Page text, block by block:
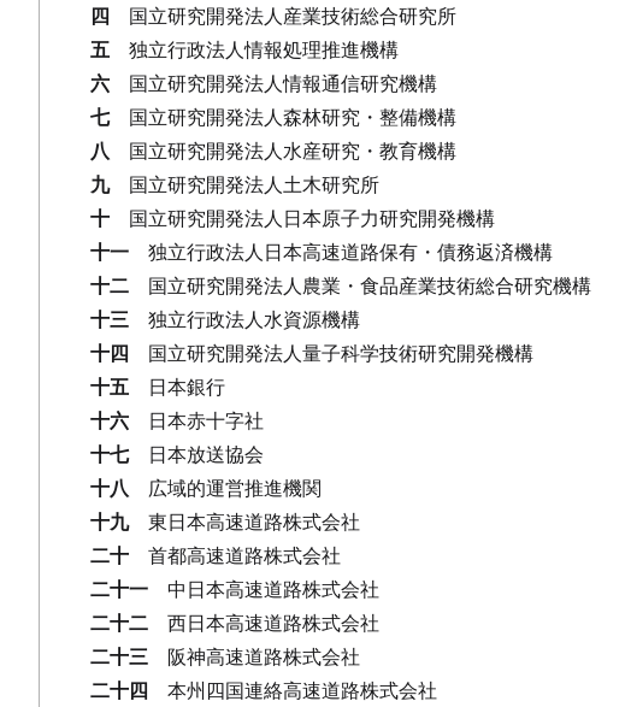
四 国立研究開発法人産業技術総合研究所
五 独立行政法人情報処理推進機構
六 国立研究開発法人情報通信研究機構
七 国立研究開発法人森林研究・整備機構
八 国立研究開発法人水産研究・教育機構
九 国立研究開発法人土木研究所
十 国立研究開発法人日本原子力研究開発機構
十一 独立行政法人日本高速道路保有・債務返済機構
十二 国立研究開発法人農業・食品産業技術総合研究機構
十三 独立行政法人水資源機構
十四 国立研究開発法人量子科学技術研究開発機構
十五 日本銀行
十六 日本赤十字社
十七 日本放送協会
十八 広域的運営推進機関
十九 東日本高速道路株式会社
二十 首都高速道路株式会社
二十一 中日本高速道路株式会社
二十二 西日本高速道路株式会社
二十三 阪神高速道路株式会社
二十四 本州四国連絡高速道路株式会社